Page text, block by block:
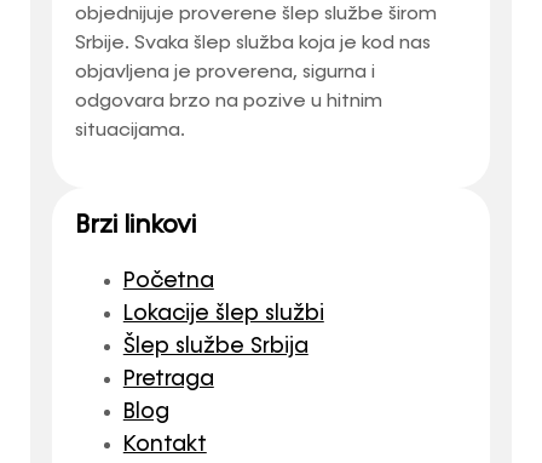
objednijuje proverene šlep službe širom
Srbije. Svaka šlep služba koja je kod nas
objavljena je proverena, sigurna i
odgovara brzo na pozive u hitnim
situacijama.
Brzi linkovi
Početna
Lokacije šlep službi
Šlep službe Srbija
Pretraga
Blog
Kontakt